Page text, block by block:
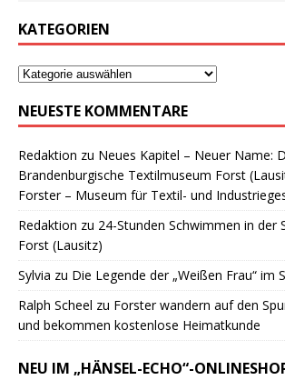
KATEGORIEN
NEUESTE KOMMENTARE
Redaktion zu Neues Kapitel – Neuer Name:
Brandenburgische Textilmuseum Forst
Forster – Museum für Textil- und
Redaktion zu 24-Stunden Schwimmen in der
Forst (Lausitz)
Sylvia zu Die Legende der „Weißen Frau“ im
Ralph Scheel zu Forster wandern auf den
und bekommen kostenlose Heimatkunde
NEU IM „HÄNSEL-ECHO“-